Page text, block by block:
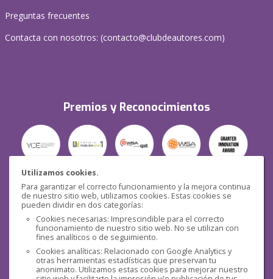
Utilizamos cookies.
Para garantizar el correcto funcionamiento y la mejora continua
de nuestro sitio web, utilizamos cookies. Estas cookies se
pueden dividir en dos categorías:
Cookies necesarias: Imprescindible para el correcto
funcionamiento de nuestro sitio web. No se utilizan con
fines analíticos o de seguimiento.
Cookies analíticas: Relacionado con Google Analytics y
otras herramientas estadísticas que preservan tu
anonimato. Utilizamos estas cookies para mejorar nuestro
Preguntas frecuentes
Contacta con nosotros: (contacto@clubdeautores.com)
Premios y Reconocimientos
Seguridad
Redes sociales